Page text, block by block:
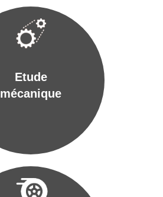
Etude
mécanique